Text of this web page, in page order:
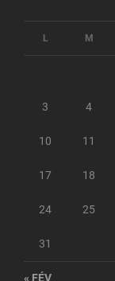
L M
3 4
10 11
17 18
24 25
31
« FÉV